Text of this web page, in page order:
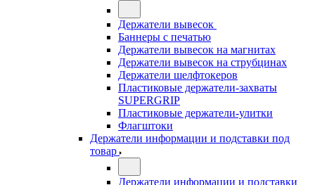
Держатели вывесок
Баннеры с печатью
Держатели вывесок на магнитах
Держатели вывесок на струбцинах
Держатели шелфтокеров
Пластиковые держатели-захваты
SUPERGRIP
Пластиковые держатели-улитки
Флагштоки
Держатели информации и подставки под
товар
Держатели информации и подставки